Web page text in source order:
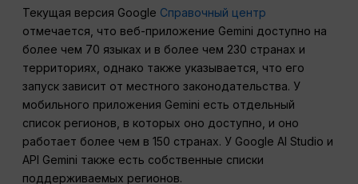
Текущая версия Google Справочный центр
отмечается, что веб-приложение Gemini доступно на
более чем 70 языках и в более чем 230 странах и
территориях, однако также указывается, что его
запуск зависит от местного законодательства. У
мобильного приложения Gemini есть отдельный
список регионов, в которых оно доступно, и оно
работает более чем в 150 странах. У Google AI Studio и
API Gemini также есть собственные списки
поддерживаемых регионов.